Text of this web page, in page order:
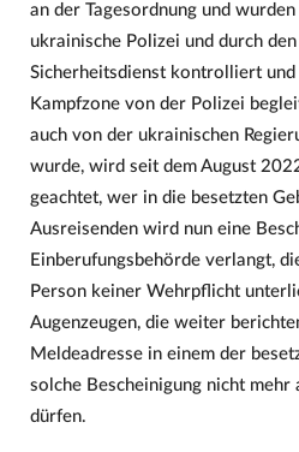
an der Tagesordnung und
ukrainische Polizei und durch
Sicherheitsdienst kontrolliert und
Kampfzone von der Polizei
auch von der ukrainischen
wurde, wird seit dem August
geachtet, wer in die besetzten
Ausreisenden wird nun eine
Einberufungsbehörde verlangt,
Person keiner Wehrpflicht
Augenzeugen, die weiter
Meldeadresse in einem der
solche Bescheinigung nicht mehr
dürfen.